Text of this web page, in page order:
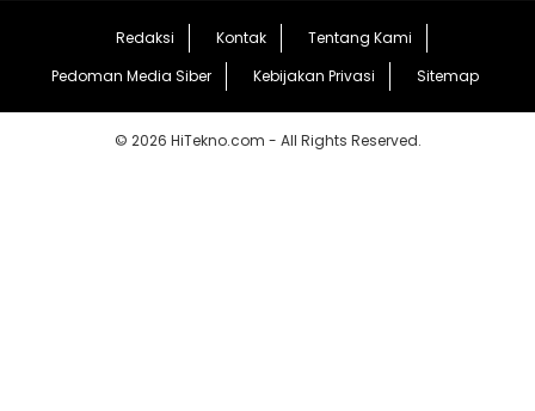
Redaksi Kontak
Tentang Kami
Pedoman Media Siber
Kebijakan Privasi Sitemap
© 2026 HiTekno.com - All Rights Reserved.